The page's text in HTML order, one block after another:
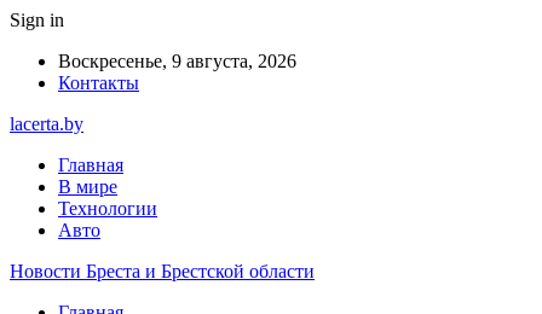
Sign in
Воскресенье, 9 августа, 2026
Контакты
lacerta.by
Главная
В мире
Технологии
Авто
Новости Бреста и Брестской области